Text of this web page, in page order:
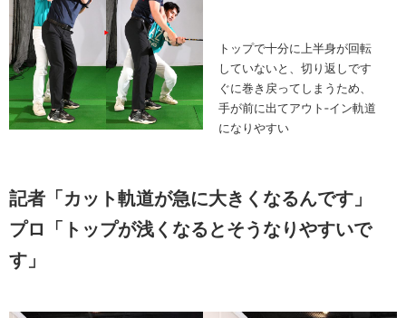
トップで十分に上半身が回転
していないと、切り返しです
ぐに巻き戻ってしまうため、
手が前に出てアウト‐イン軌道
になりやすい
記者「カット軌道が急に大きくなるんです」
プロ「トップが浅くなるとそうなりやすいで
す」